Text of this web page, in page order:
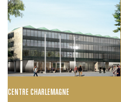
CENTRE CHARLEMAGNE